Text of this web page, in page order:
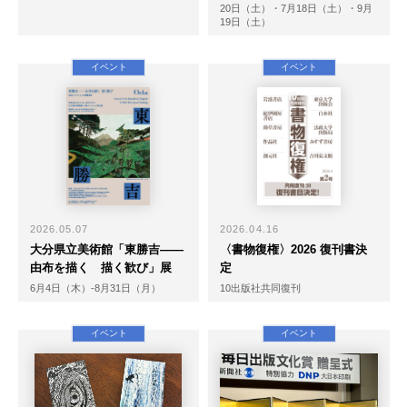
20日（土）・7月18日（土）・9月
19日（土）
イベント
2026.05.07
大分県立美術館「東勝吉――
由布を描く 描く歓び」展
6月4日（木）-8月31日（月）
イベント
2026.04.16
〈書物復権〉2026 復刊書決
定
10出版社共同復刊
イベント イベント